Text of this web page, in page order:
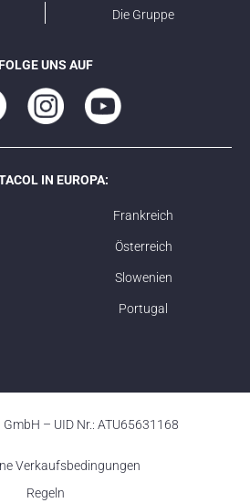
Die Gruppe
FOLGE UNS AUF
IN EUROPA:
Frankreich
Österreich
Slowenien
Portugal
– UID Nr.: ATU65631168
Verkaufsbedingungen
Regeln